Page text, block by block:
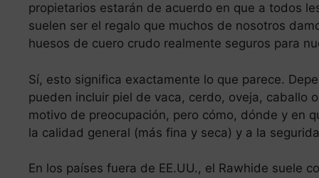
propietarios estarán de acuerdo en que a todos
suelen ser el regalo que muchos de nosotros
huesos de cuero crudo realmente seguros para
Sí, esto significa exactamente lo que parece.
pueden incluir piel de vaca, cerdo, oveja, caballo
motivo de preocupación, pero cómo, dónde y en
la calidad general (más fina y seca) y a la
En los países fuera de EE.UU., el Rawhide suele